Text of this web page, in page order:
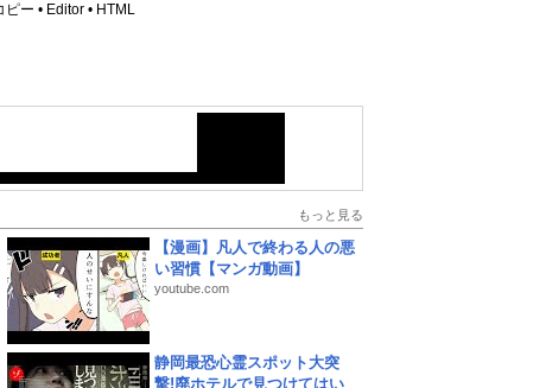
ピー • Editor • HTML
もっと見る
【漫画】凡人で終わる人の悪
い習慣【マンガ動画】
youtube.com
静岡最恐心霊スポット大突
撃!廃ホテルで見つけてはい